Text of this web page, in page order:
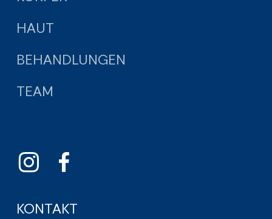
HAUT
BEHANDLUNGEN
TEAM
KONTAKT